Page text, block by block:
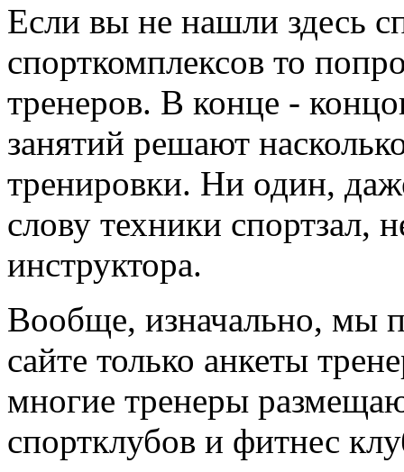
Если вы не нашли здесь
спорткомплексов то
тренеров. В конце -
занятий решают
тренировки. Ни один,
слову техники спортзал,
инструктора.
Вообще, изначально, мы
сайте только анкеты
многие тренеры
спортклубов и фитнес